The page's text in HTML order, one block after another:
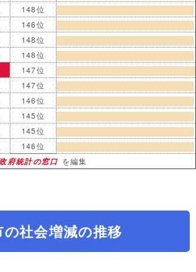
148位
146位
148位
148位
147位
147位
146位
145位
145位
146位
政府統計の窓口 を編集
の社会増減の推移